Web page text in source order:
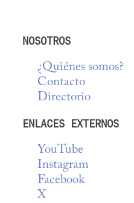
NOSOTROS
¿Quiénes somos?
Contacto
Directorio
ENLACES EXTERNOS
YouTube
Instagram
Facebook
X